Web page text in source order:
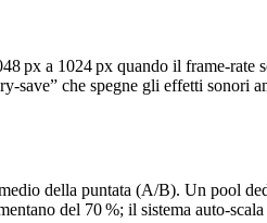
px a 1024 px quando il frame‑rate
che spegne gli effetti
della puntata (A/B). Un pool
del 70 %; il sistema